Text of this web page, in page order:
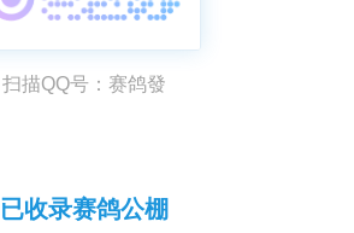
扫描QQ号：赛鸽發
已收录赛鸽公棚